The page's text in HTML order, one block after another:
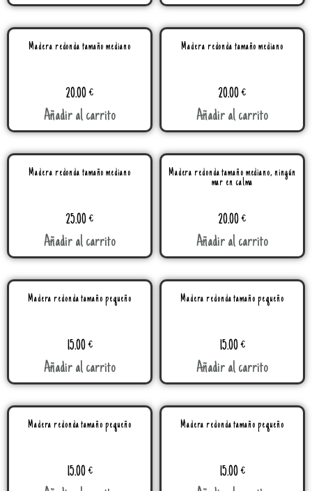
Madera redonda tamaño mediano
20.00€
Añadir al carrito
Madera redonda tamaño mediano
20.00€
Añadir al carrito
Madera redonda tamaño mediano
25.00€
Añadir al carrito
Madera redonda tamaño mediano, ningún
mar en calma
20.00€
Añadir al carrito
Madera redonda tamaño pequeño
15.00€
Añadir al carrito
Madera redonda tamaño pequeño
15.00€
Añadir al carrito
Madera redonda tamaño pequeño
15.00€
Madera redonda tamaño pequeño
15.00€